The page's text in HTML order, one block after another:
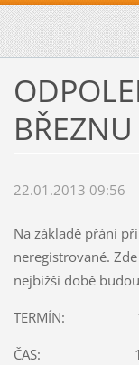
BŘEZNU
22.01.2013 09:56
Na základě přání
neregistrované.
nejbižší době
TERMÍN:
ČAS: